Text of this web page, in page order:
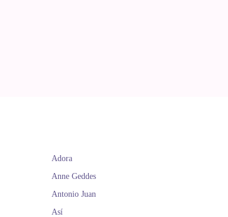
Adora
Anne Geddes
Antonio Juan
Así